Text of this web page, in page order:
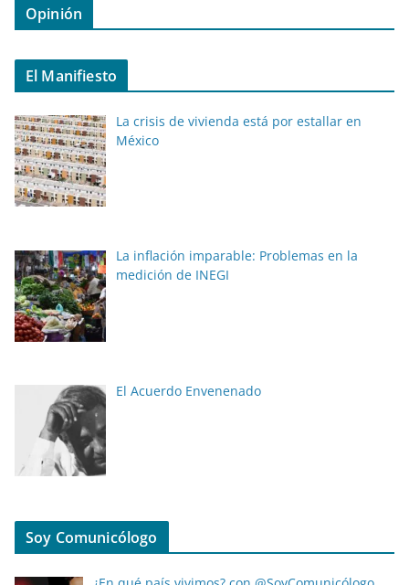
Opinión
El Manifiesto
La crisis de vivienda está por estallar en
México
La inflación imparable: Problemas en la
medición de INEGI
El Acuerdo Envenenado
Soy Comunicólogo